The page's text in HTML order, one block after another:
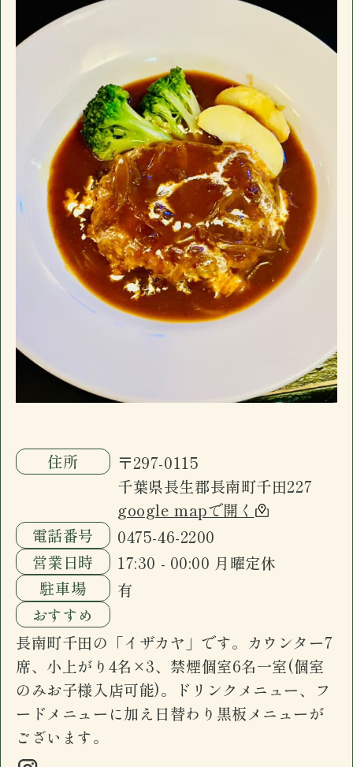
住所
〒297-0115
千葉県長生郡長南町千田227
google mapで開く
電話番号
0475-46-2200
営業日時
17:30 - 00:00 月曜定休
駐車場
有
おすすめ
長南町千田の「イザカヤ」です。カウンター7
席、小上がり4名×3、禁煙個室6名一室(個室
のみお子様入店可能)。ドリンクメニュー、フ
ードメニューに加え日替わり黒板メニューが
ございます。